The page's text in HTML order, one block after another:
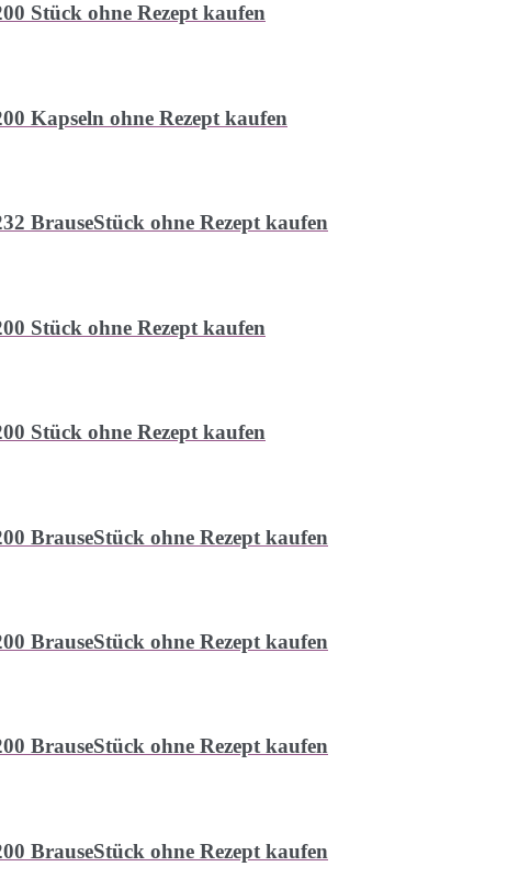
Stück ohne Rezept kaufen
Kapseln ohne Rezept kaufen
BrauseStück ohne Rezept kaufen
Stück ohne Rezept kaufen
Stück ohne Rezept kaufen
BrauseStück ohne Rezept kaufen
BrauseStück ohne Rezept kaufen
BrauseStück ohne Rezept kaufen
BrauseStück ohne Rezept kaufen